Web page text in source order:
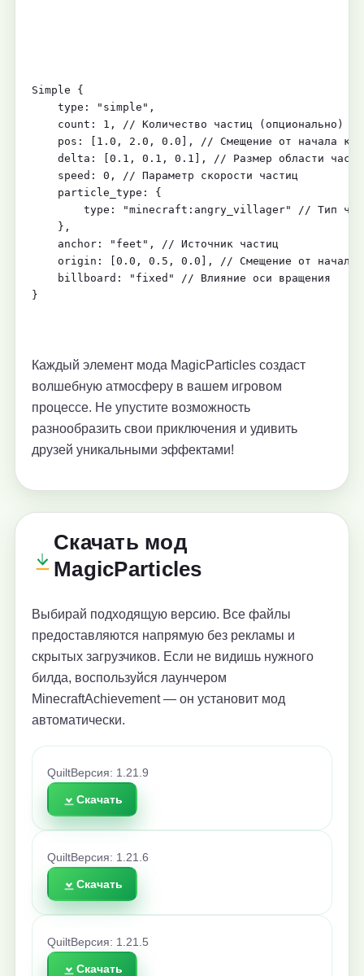
Simple {
    type: "simple",
    count: 1, // Количество частиц (опционально)
pos: [1.0, 2.0, 0.0], // Смещение от начала
delta: [0.1, 0.1, 0.1], // Размер области
    speed: 0, // Параметр скорости частиц
    particle_type: {
type: "minecraft:angry_villager" // Тип
    },
    anchor: "feet", // Источник частиц
origin: [0.0, 0.5, 0.0], // Смещение от начала
    billboard: "fixed" // Влияние оси вращения
}
Каждый элемент мода MagicParticles создаст
волшебную атмосферу в вашем игровом
процессе. Не упустите возможность
разнообразить свои приключения и удивить
друзей уникальными эффектами!
Скачать мод
MagicParticles
Выбирай подходящую версию. Все файлы
предоставляются напрямую без рекламы и
скрытых загрузчиков. Если не видишь нужного
билда, воспользуйся лаунчером
MinecraftAchievement — он установит мод
автоматически.
QuiltВерсия: 1.21.9
Скачать
QuiltВерсия: 1.21.6
Скачать
QuiltВерсия: 1.21.5
Скачать